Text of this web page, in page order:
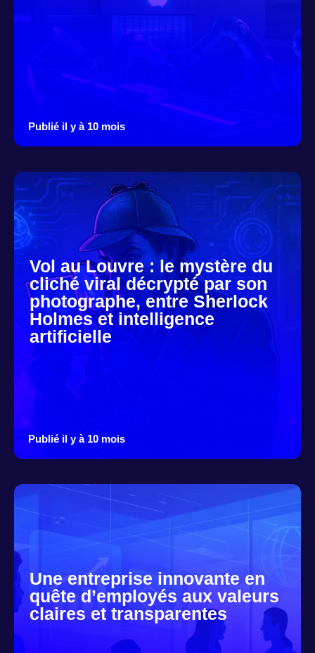
Publié il y à 10 mois
Vol au Louvre : le mystère du
cliché viral décrypté par son
photographe, entre Sherlock
Holmes et intelligence
artificielle
Publié il y à 10 mois
Une entreprise innovante en
quête d’employés aux valeurs
claires et transparentes